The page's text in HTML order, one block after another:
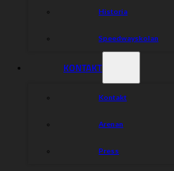
Historia
Speedwayskolan
KONTAKT
Kontakt
Arenan
Press